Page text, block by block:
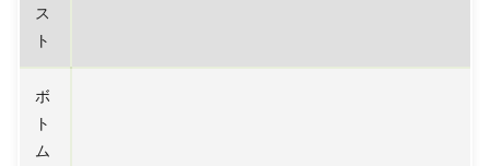
ス
ト
ボ
ト
ム